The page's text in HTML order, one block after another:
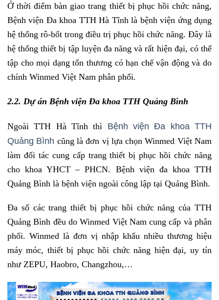
Ở thời điểm bàn giao trang thiết bị phục hồi chức năng,
Bệnh viện Đa khoa TTH Hà Tĩnh là bệnh viện ứng dụng
hệ thống rô-bốt trong điều trị phục hồi chức năng. Đây là
hệ thống thiết bị tập luyện đa năng và rất hiện đại, có thể
tập cho mọi dạng tổn thương có hạn chế vận động và do
chính Winmed Việt Nam phân phối.
2.2. Dự án Bệnh viện Đa khoa TTH Quảng Bình
Ngoài TTH Hà Tĩnh thì Bệnh viện Đa khoa TTH
Quảng Bình cũng là đơn vị lựa chọn Winmed Việt Nam
làm đối tác cung cấp trang thiết bị phục hồi chức năng
cho khoa YHCT – PHCN. Bệnh viện đa khoa TTH
Quảng Bình là bệnh viện ngoài công lập tại Quảng Bình.
Đa số các trang thiết bị phục hồi chức năng của TTH
Quảng Bình đều do Winmed Việt Nam cung cấp và phân
phối. Winmed là đơn vị nhập khẩu nhiều thương hiệu
máy móc, thiết bị phục hồi chức năng hiện đại, uy tín
như ZEPU, Haobro, Changzhou,…